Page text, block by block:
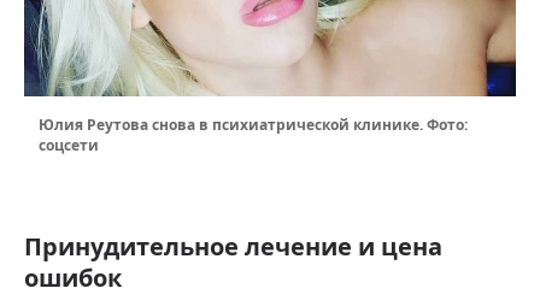
Юлия Реутова снова в психиатрической клинике. Фото:
соцсети
Принудительное лечение и цена
ошибок